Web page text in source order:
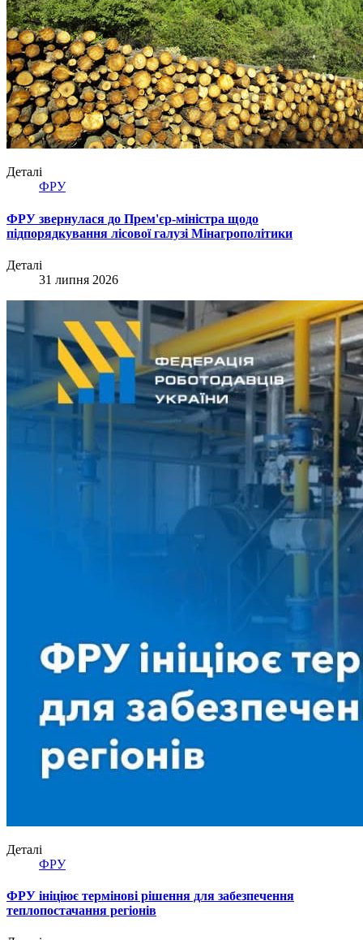
Деталі
ФРУ
ФРУ звернулася до Прем'єр-міністра щодо
підпорядкування лісової галузі Мінагрополітики
Деталі
31 липня 2026
Деталі
ФРУ
ФРУ ініціює термінові рішення для забезпечення
теплопостачання регіонів